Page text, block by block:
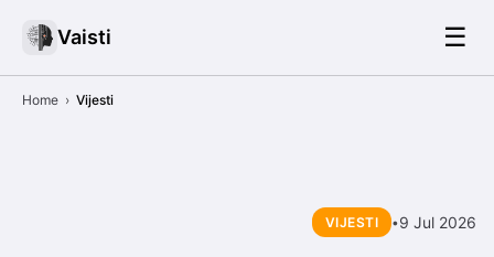
Vaisti ☰
Home › Vijesti
VIJESTI •9 Jul 2026